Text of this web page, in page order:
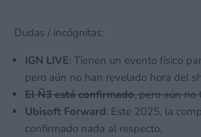
Dudas / incógnitas:
IGN LIVE: Tienen un evento físico
pero aún no han revelado hora del
El Ñ3 está confirmado, pero aún no
Ubisoft Forward: Este 2025, la
confirmado nada al respecto.